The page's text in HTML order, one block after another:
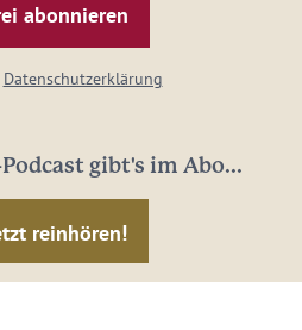
Datenschutzerklärung
gibt's im Abo...
reinhören!